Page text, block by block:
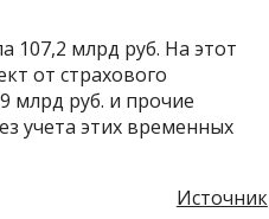
107,2 млрд руб. На этот
от страхового
млрд руб. и прочие
учета этих временных
Источник